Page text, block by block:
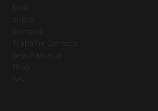
Sobre
Contato
Trabalhe Conosco
Blog
SAC